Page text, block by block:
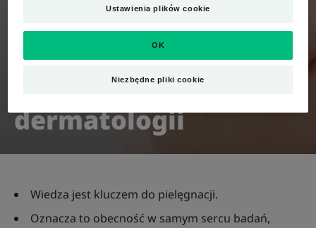
40 lat innowacji w
dermatologii
Wiedza jest kluczem do pielęgnacji.
Oznacza to obecność w samym sercu badań,
Ustawienia plików cookie
Niezbędne pliki cookie
OK